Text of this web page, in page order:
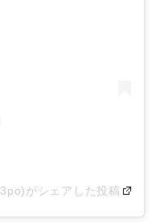
がシェアした投稿